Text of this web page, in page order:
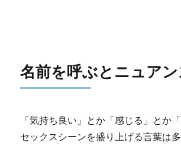
名前を呼ぶとニュア
「気持ち良い」とか「感じる」とか
セックスシーンを盛り上げる言葉は